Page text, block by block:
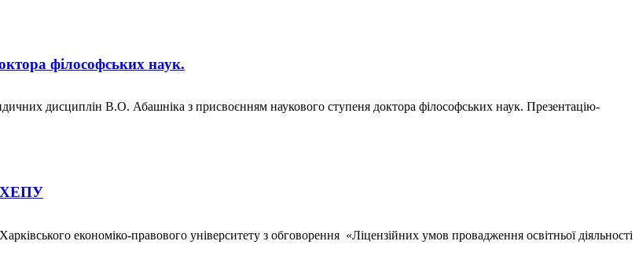
філософських наук.
дисциплін В.О. Абашніка з присвоєнням наукового ступеня доктора філософських наук. Презентацію-
ХЕПУ
економіко-правового університету з обговорення «Ліцензійних умов провадження освітньої діяльності